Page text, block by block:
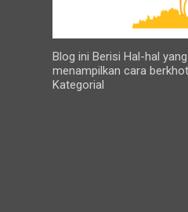
Blog ini Berisi Hal-hal
menampilkan cara
Kategorial